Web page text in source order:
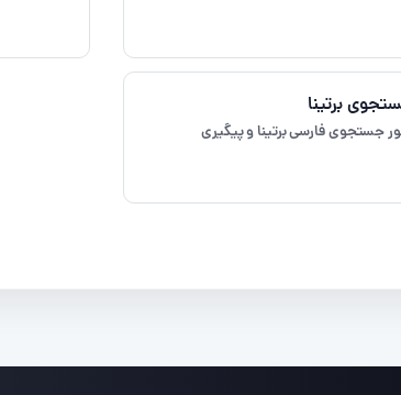
برتینا
جستجوی فارسی برتینا و پیگیری